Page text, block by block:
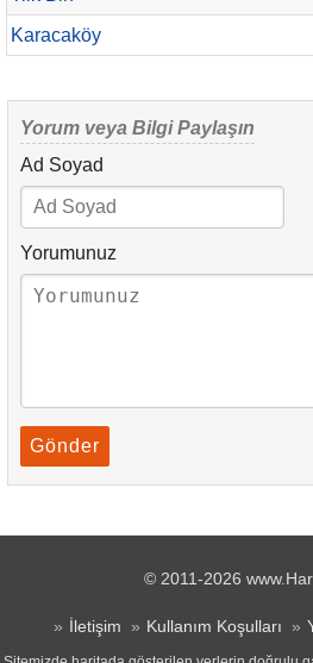
Karacaköy
Yorum veya Bilgi Paylaşın
Ad Soyad
Yorumunuz
Gönder
© 2011-2026
İletişim Kullanım Koşulları